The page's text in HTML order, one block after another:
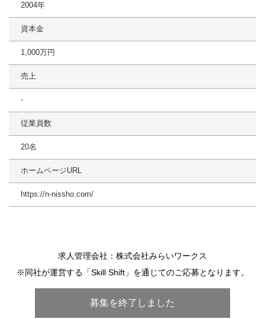
2004年
資本金
1,000万円
売上
-
従業員数
20名
ホームページURL
https://n-nissho.com/
募集を終了しました
求人管理会社：株式会社みらいワークス
※同社が運営する「Skill Shift」を通じてのご応募となります。